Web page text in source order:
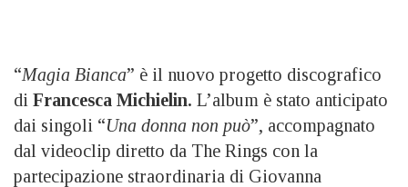
“Magia Bianca” è il nuovo progetto discografico
di Francesca Michielin. L’album è stato anticipato
dai singoli “Una donna non può”, accompagnato
dal videoclip diretto da The Rings con la
partecipazione straordinaria di Giovanna